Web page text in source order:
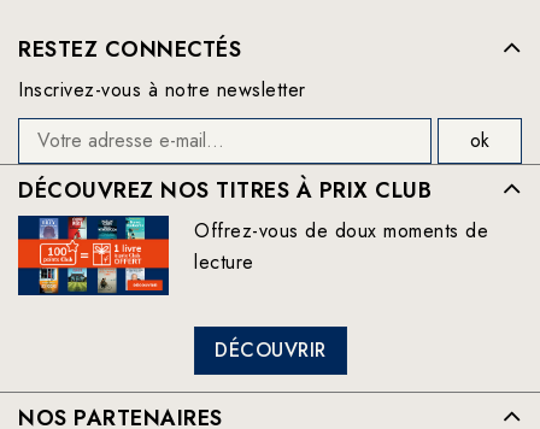
RESTEZ CONNECTÉS
Inscrivez-vous à notre newsletter
DÉCOUVREZ NOS TITRES À PRIX CLUB
Offrez-vous de doux moments de
lecture
DÉCOUVRIR
NOS PARTENAIRES